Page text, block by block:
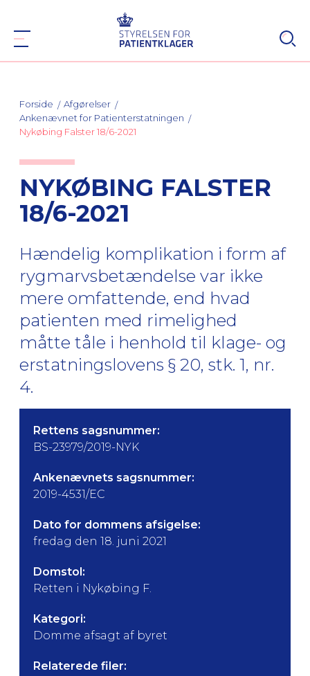
Forside
Afgørelser
Ankenævnet for Patienterstatningen
Nykøbing Falster 18/6-2021
NYKØBING FALSTER
18/6-2021
Hændelig komplikation i form af
rygmarvsbetændelse var ikke
mere omfattende, end hvad
patienten med rimelighed
måtte tåle i henhold til klage- og
erstatningslovens § 20, stk. 1, nr.
4.
Rettens sagsnummer:
BS-23979/2019-NYK
Ankenævnets sagsnummer:
2019-4531/EC
Dato for dommens afsigelse:
fredag den 18. juni 2021
Domstol:
Retten i Nykøbing F.
Kategori:
Domme afsagt af byret
Relaterede filer: